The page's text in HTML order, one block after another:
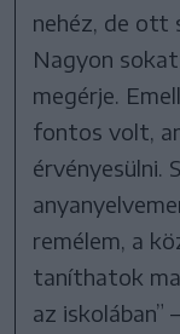
nehéz, de ott
Nagyon
megérje.
fontos volt,
érvényesülni.
remélem, a
taníthatok
az iskolában”